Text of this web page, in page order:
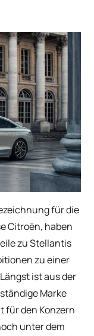
für die
Citroën, haben
zu Stellantis
zu einer
ist aus der
Marke
für den Konzern
unter dem